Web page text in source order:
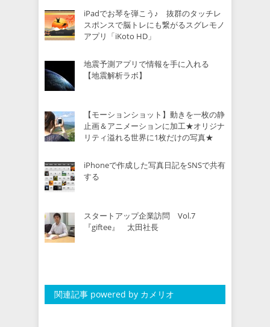
iPadでお琴を弾こう♪ 抜群のタッチレ
スポンスで脳トレにも繋がるスグレモノ
アプリ「iKoto HD」
地震予測アプリで情報を手に入れる
【地震解析ラボ】
【モーションショット】動きを一枚の静
止画＆アニメーションに加工★オリジナ
リティ溢れる世界に1枚だけの写真★
iPhoneで作成した写真日記をSNSで共有
する
スタートアップ企業訪問 Vol.7
『giftee』 太田社長
関連記事 powered by カメリオ